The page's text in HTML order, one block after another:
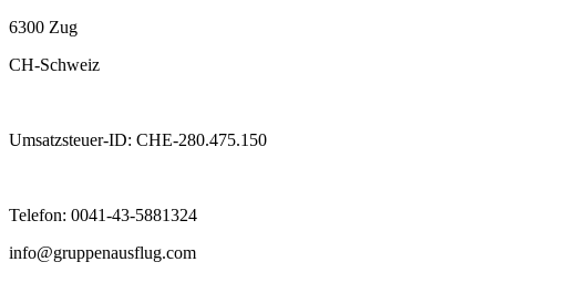
6300 Zug
CH-Schweiz
Umsatzsteuer-ID: CHE-280.475.150
Telefon: 0041-43-5881324
info@gruppenausflug.com